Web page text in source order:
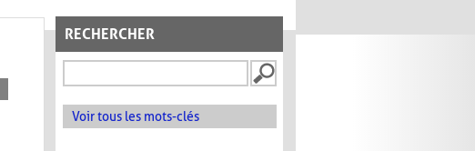
RECHERCHER
Voir tous les mots-clés